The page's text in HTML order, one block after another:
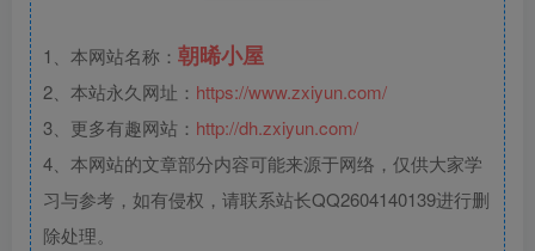
1、本网站名称： 朝晞小屋
2、本站永久网址： https://www.zxiyun.com/
3、更多有趣网站： http://dh.zxiyun.com/
4、本网站的文章部分内容可能来源于网络，仅供大家学
习与参考，如有侵权，请联系站长QQ2604140139进行删
除处理。